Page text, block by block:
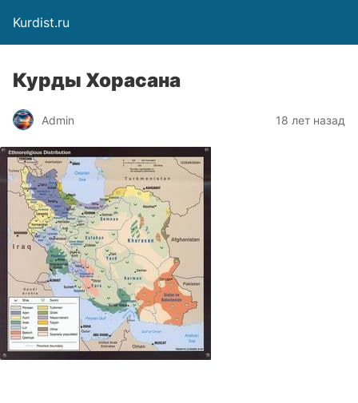
Kurdist.ru
Курды Хорасана
Admin 18 лет назад